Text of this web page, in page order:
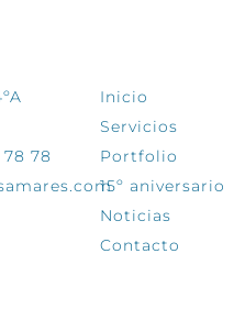
78 78
Inicio
Servicios
Portfolio
15º aniversario
Noticias
Contacto